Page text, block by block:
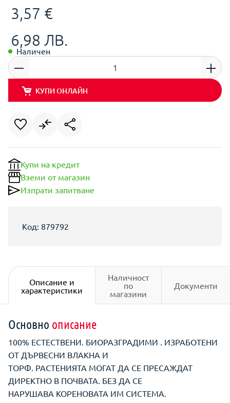
3,57 €
6,98 ЛВ.
Наличен
КУПИ ОНЛАЙН
Купи на кредит
Вземи от магазин
Изпрати запитване
Код: 879792
Описание и
характеристики
Наличност
по
магазини
Документи
Основно описание
100% ЕСТЕСТВЕНИ. БИОРАЗГРАДИМИ . ИЗРАБОТЕНИ
ОТ ДЪРВЕСНИ ВЛАКНА И
ТОРФ. РАСТЕНИЯТА МОГАТ ДА СЕ ПРЕСАЖДАТ
ДИРЕКТНО В ПОЧВАТА. БЕЗ ДА СЕ
НАРУШАВА КОРЕНОВАТА ИМ СИСТЕМА.